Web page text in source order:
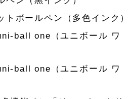
トボールペン（多色インク）
ball one（ユニボール ワ
ball one（ユニボール ワ